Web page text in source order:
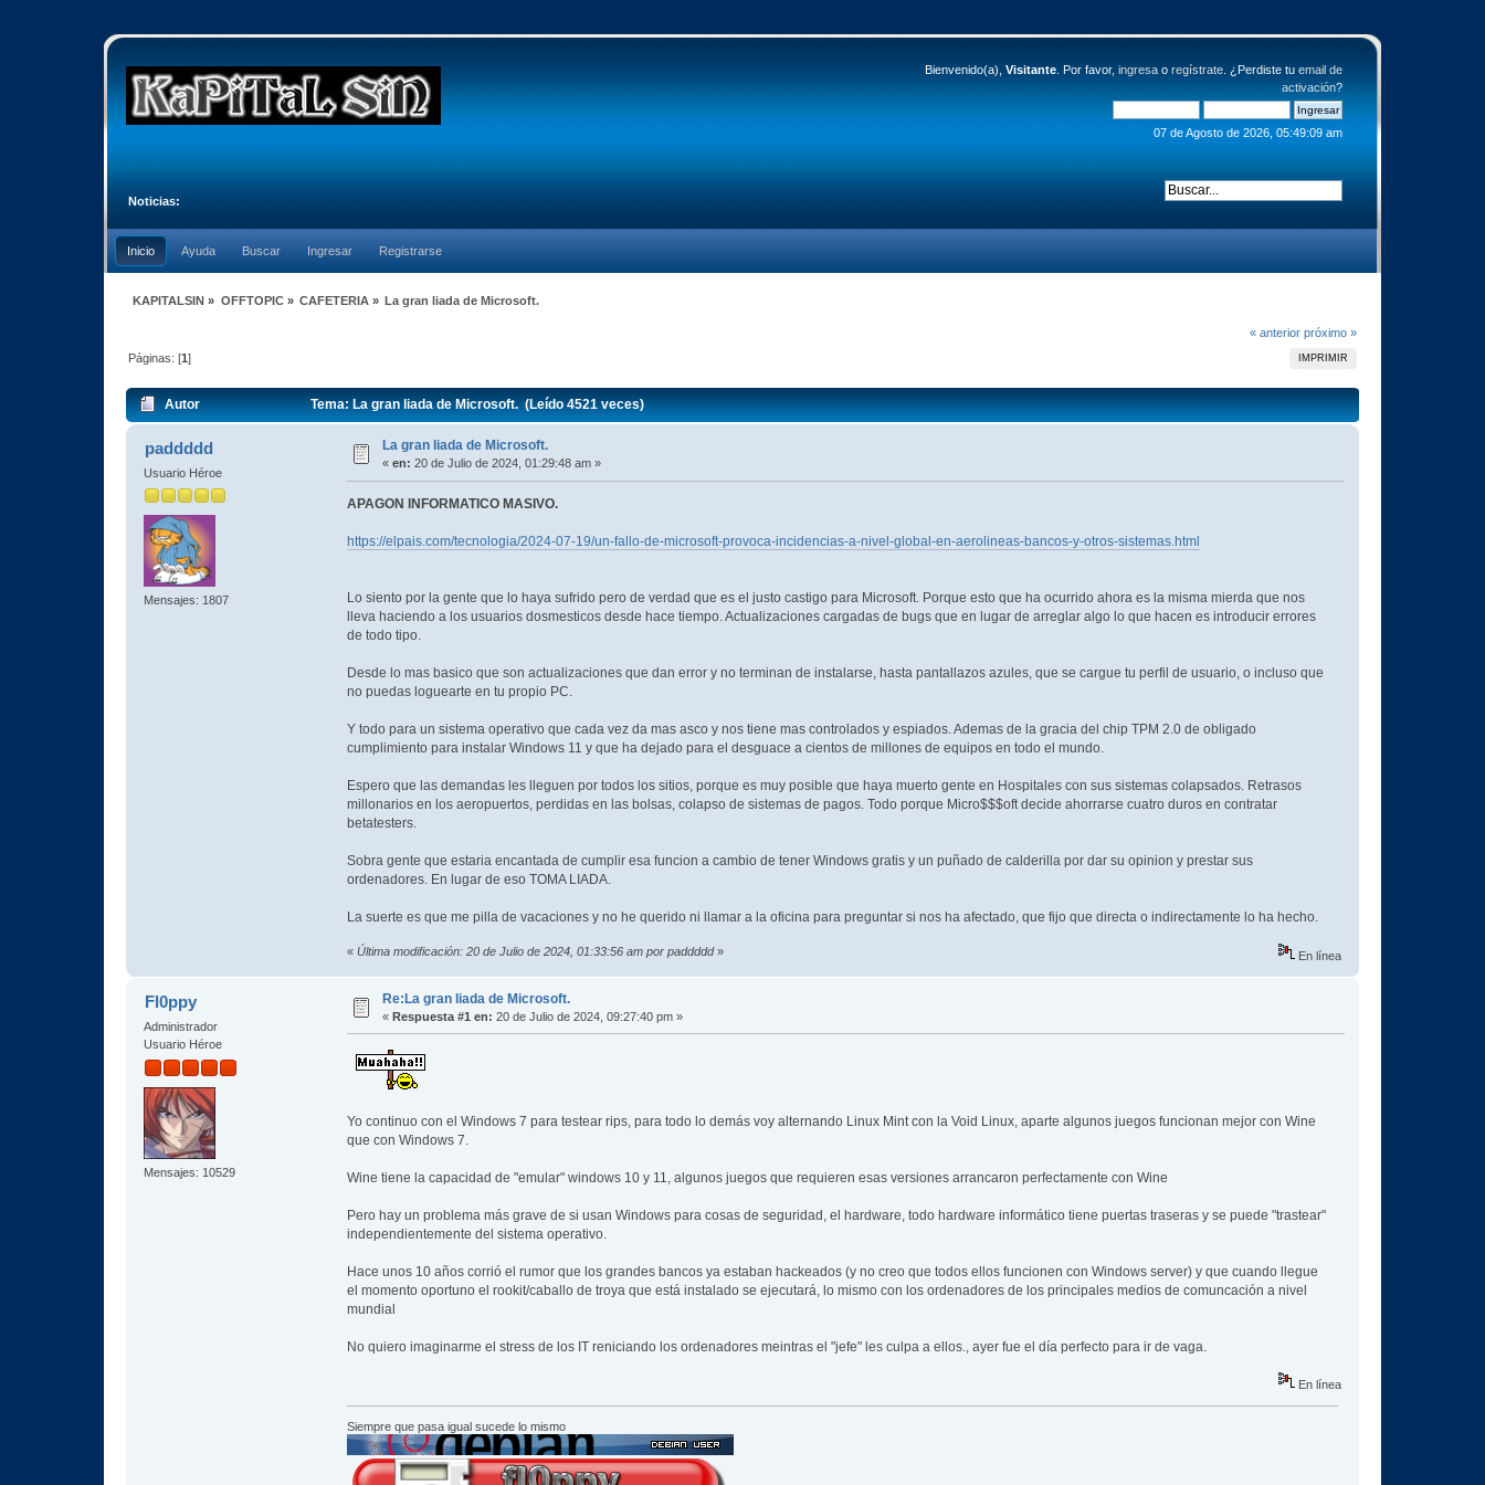
Bienvenido(a), Visitante. Por favor, ingresao regístrate. ¿Perdiste tu email de
activación?
07 de Agosto de 2026, 05:49:09 am
Noticias:
Inicio Ayuda Buscar Ingresar Registrarse
KAPITALSIN » OFFTOPIC» CAFETERIA » La gran liada de Microsoft.
« anterior próximo »
IMPRIMIR
Páginas: [1]
Autor Tema: La gran liada de Microsoft. (Leído 4521 veces)
paddddd
Usuario Héroe
Mensajes: 1807
La gran liada de Microsoft.
«en: 20 de Julio de 2024, 01:29:48 am »
APAGON INFORMATICO MASIVO.
https://elpais.com/tecnologia/2024-07-19/un-fallo-de-microsoft-provoca-incidencias-a-nivel-global-en-aerolineas-bancos-y-otros-sistemas.html
Lo siento por la gente que lo haya sufrido pero de verdad que es el justo castigo para Microsoft. Porque esto que ha ocurrido ahora es la misma mierda que nos
lleva haciendo a los usuarios dosmesticos desde hace tiempo. Actualizaciones cargadas de bugs que en lugar de arreglar algo lo que hacen es introducir errores
de todo tipo.
Desde lo mas basico que son actualizaciones que dan error y no terminan de instalarse, hasta pantallazos azules, que se cargue tu perfil de usuario, o incluso que
no puedas loguearte en tu propio PC.
Y todo para un sistema operativo que cada vez da mas asco y nos tiene mas controlados y espiados. Ademas de la gracia del chip TPM 2.0 de obligado
cumplimiento para instalar Windows 11 y que ha dejado para el desguace a cientos de millones de equipos en todo el mundo.
Espero que las demandas les lleguen por todos los sitios, porque es muy posible que haya muerto gente en Hospitales con sus sistemas colapsados. Retrasos
millonarios en los aeropuertos, perdidas en las bolsas, colapso de sistemas de pagos. Todo porque Micro$$$oft decide ahorrarse cuatro duros en contratar
betatesters.
Sobra gente que estaria encantada de cumplir esa funcion a cambio de tener Windows gratis y un puñado de calderilla por dar su opinion y prestar sus
ordenadores. En lugar de eso TOMA LIADA.
La suerte es que me pilla de vacaciones y no he querido ni llamar a la oficina para preguntar si nos ha afectado, que fijo que directa o indirectamente lo ha hecho.
« Última modificación: 20 de Julio de 2024, 01:33:56 am por paddddd» En línea
Fl0ppy
Administrador
Usuario Héroe
Mensajes: 10529
Re:La gran liada de Microsoft.
«Respuesta #1 en: 20 de Julio de 2024, 09:27:40 pm »
Yo continuo con el Windows 7 para testear rips, para todo lo demás voy alternando Linux Mint con la Void Linux, aparte algunos juegos funcionan mejor con Wine
que con Windows 7.
Wine tiene la capacidad de "emular" windows 10 y 11, algunos juegos que requieren esas versiones arrancaron perfectamente con Wine
Pero hay un problema más grave de si usan Windows para cosas de seguridad, el hardware, todo hardware informático tiene puertas traseras y se puede "trastear"
independientemente del sistema operativo.
Hace unos 10 años corrió el rumor que los grandes bancos ya estaban hackeados (y no creo que todos ellos funcionen con Windows server) y que cuando llegue
el momento oportuno el rookit/caballo de troya que está instalado se ejecutará, lo mismo con los ordenadores de los principales medios de comuncación a nivel
mundial
No quiero imaginarme el stress de los IT reniciando los ordenadores meintras el "jefe" les culpa a ellos., ayer fue el día perfecto para ir de vaga.
En línea
Siempre que pasa igual sucede lo mismo